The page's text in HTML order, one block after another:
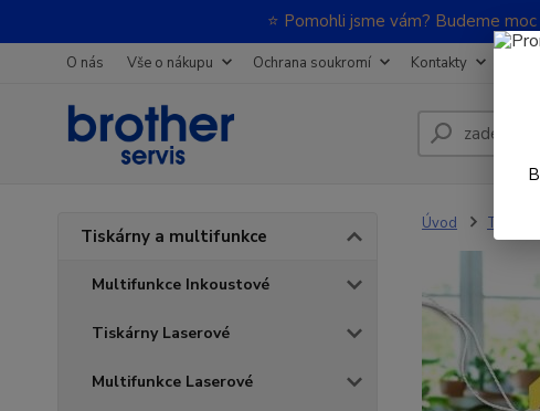
⭐ Pomohli jsme vám? Budeme
O nás Vše o nákupu Ochrana soukromí Kontakty
Tiskárny a multifunkce
Multifunkce Inkoustové
Tiskárny Laserové
Multifunkce Laserové
Úvod